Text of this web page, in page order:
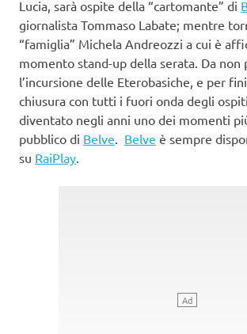
Lucia, sarà ospite della “cartomante” di
giornalista Tommaso Labate; mentre
“famiglia” Michela Andreozzi a cui è
momento stand-up della serata. Da non
l’incursione delle Eterobasiche, e per
chiusura con tutti i fuori onda degli
diventato negli anni uno dei momenti
pubblico di Belve Belve è sempre
su RaiPlay